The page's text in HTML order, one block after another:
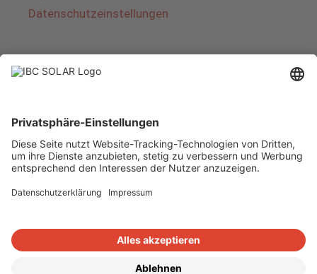
Datenschutzeinstellungen
Über IBC SOLAR
von Energielösungen und Dienstleistungen im
Bereich Photovoltaik und Speicher. Das
Unternehmen bietet Komplettsysteme an und
deckt das gesamte Spektrum von der Planung
bis zur schlüsselfertigen Übergabe von
Energielösungen für Eigenheime, Gewerbe und
Industrie sowie Solarparks.